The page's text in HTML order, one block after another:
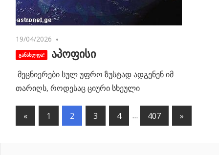
19/04/2026
აპოფისი
მეცნიერები სულ უფრო ზუსტად ადგენენ იმ
თარიღს, როდესაც ციური სხეული
პოსტების
ნავიგაცია
« Previous
1 2 3 4 … 407
Next
»